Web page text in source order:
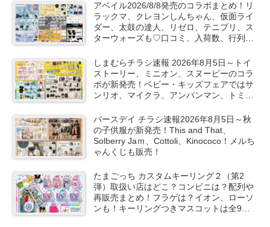
アベイル2026/8/8発売のコラボまとめ！リ
ラックマ、クレヨンしんちゃん、仮面ライ
ダー、太鼓の達人、リゼロ、テニプリ、ス
ターウォーズも♡口コミ、入荷数、行列、
しまむらチラシ速報 2026年8月5日～トイ
ストーリー、ミニオン、スヌーピーのコラ
ボが新発売！ベビー・キッズフェアではサ
ンリオ、マイクラ、アンパンマン、トミカ
バースデイ チラシ速報2026年8月5日～秋
の子供服が新発売！This and That、
Solberry Jaｍ、Cottoli、Kinococo！メルち
ゃんくじも販売！
たまごっち カスタムキーリング２（第2
弾）取扱い店はどこ？コンビニは？配列や
再販売まとめ！フラゲは？イオン、ローソ
ンも！キーリングつきマスコットは全9種